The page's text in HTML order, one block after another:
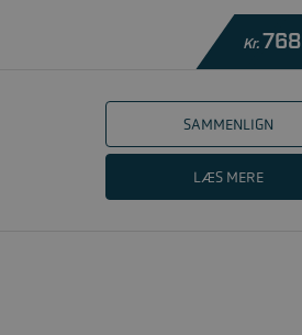
Kr.768
SAMMENLIGN
LÆS MERE